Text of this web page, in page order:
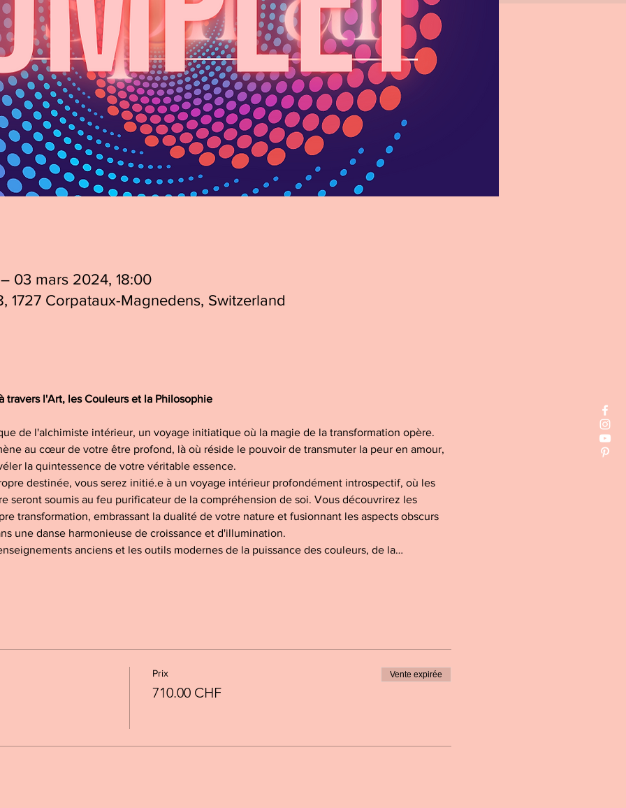
03 mars 2024, 18:00
1727 Corpataux-Magnedens, Switzerland
travers l'Art, les Couleurs et la Philosophie
de l'alchimiste intérieur, un voyage initiatique où la magie de la transformation opère.
au cœur de votre être profond, là où réside le pouvoir de transmuter la peur en amour,
la quintessence de votre véritable essence.
destinée, vous serez initié.e à un voyage intérieur profondément introspectif, où les
seront soumis au feu purificateur de la compréhension de soi. Vous découvrirez les
transformation, embrassant la dualité de votre nature et fusionnant les aspects obscurs
une danse harmonieuse de croissance et d'illumination.
anciens et les outils modernes de la puissance des couleurs, de la…
Prix
710.00 CHF
Vente expirée